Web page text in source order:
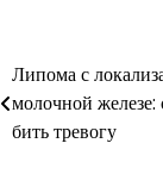
Навигация
по
записям
Липома с
молочной железе:
бить тревогу